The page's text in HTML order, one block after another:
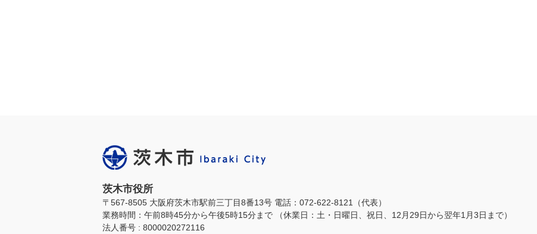
茨木市役所
〒567-8505 大阪府茨木市駅前三丁目8番13号 電話：072-622-8121（代表）
業務時間：午前8時45分から午後5時15分まで
（休業日：土・日曜日、祝日、12月29日から翌年1月3日まで）
法人番号 : 8000020272116